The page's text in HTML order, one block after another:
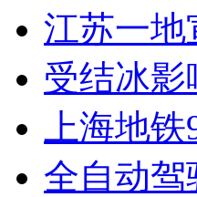
江苏一地
受结冰
上海地
全自动驾